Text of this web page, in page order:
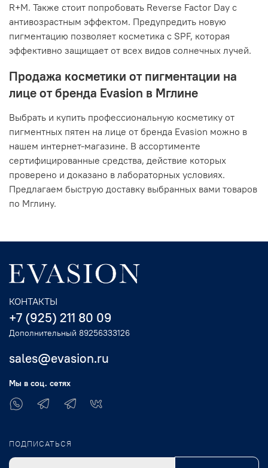
R+M. Также стоит попробовать Reverse Factor Day с
антивозрастным эффектом. Предупредить новую
пигментацию позволяет косметика с SPF, которая
эффективно защищает от всех видов солнечных лучей.
Продажа косметики от пигментации на
лице от бренда Evasion в Мглине
Выбрать и купить профессиональную косметику от
пигментных пятен на лице от бренда Evasion можно в
нашем интернет-магазине. В ассортименте
сертифицированные средства, действие которых
проверено и доказано в лабораторных условиях.
Предлагаем быструю доставку выбранных вами товаров
по Мглину.
КОНТАКТЫ
+7 (925) 211 80 09
Дополнительный 89256333126
sales@evasion.ru
Мы в соц. сетях
ПОДПИСАТЬСЯ